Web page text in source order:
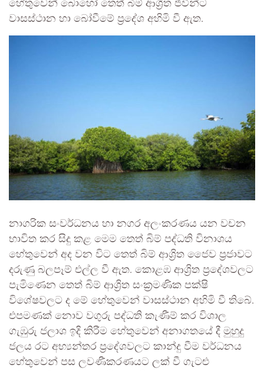
හේතුවෙන් බොහෝ තෙත් බිම් ආශ්‍රිත ජීවීන්ට
වාසස්ථාන හා බෝවීමේ ප්‍රදේශ අහිමි වී ඇත.
නාගරික සංවර්ධනය හා නගර අලංකරණය යන වචන
භාවිත කර සිදු කළ මෙම තෙත් බිම් පද්ධති විනාශය
හේතුවෙන් අද වන විට තෙත් බිම් ආශ්‍රිත ජෛව ප්‍රජාවට
දරුණු බලපෑම් එල්ල වී ඇත. කොළඹ ආශ්‍රිත ප්‍රදේශවලට
පැමිණෙන තෙත් බිම් ආශ්‍රිත සංක්‍රමණික පක්ෂි
විශේෂවලට ද මේ හේතුවෙන් වාසස්ථාන අහිමි වී තිබේ.
එපමණක් නොව වගුරු පද්ධති කැණීම් කර විශාල
ගැඹුරු ජලාශ ඉදි කිරීම හේතුවෙන් අනාගතයේ දී මුහුදු
ජලය රට අභ්‍යන්තර ප්‍රදේශවලට කාන්දු වීම වර්ධනය
හේතුවෙන් පස ලවණීකරණයට ලක් වී ගැටළු